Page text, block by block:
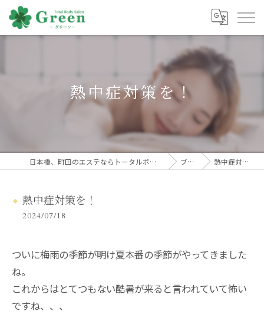
熱中症対策を！
日本橋、町田のエステならトータルボディサロンGreen ブログ 熱中症対策を！
熱中症対策を！
2024/07/18
ついに梅雨の季節が明け夏本番の季節がやってきました
ね。
これからはとてつもない酷暑が来ると言われていて怖い
ですね、、、